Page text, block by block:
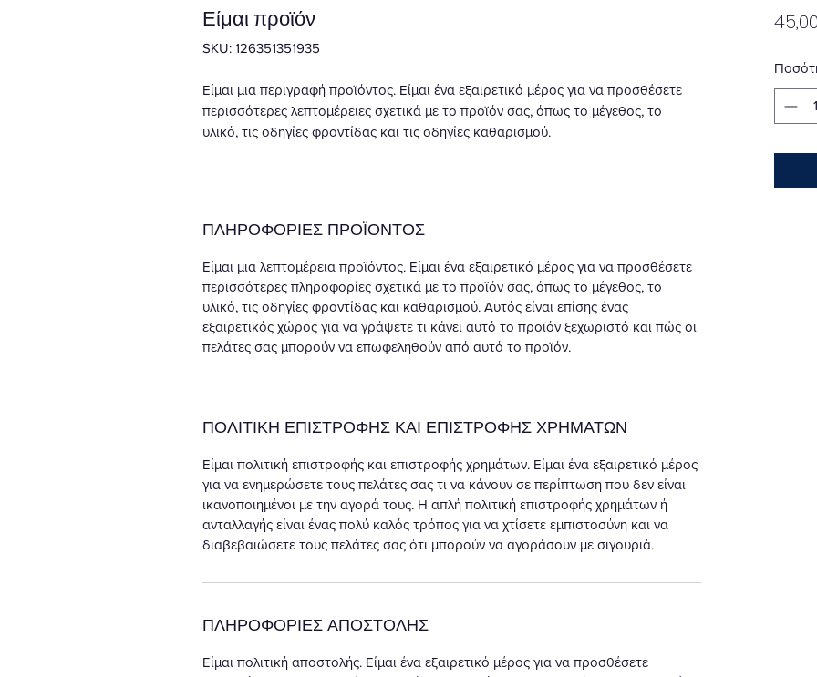
Είμαι προϊόν
SKU: 126351351935
Είμαι μια περιγραφή προϊόντος. Είμαι ένα εξαιρετικό μέρος για να προσθέσετε
περισσότερες λεπτομέρειες σχετικά με το προϊόν σας, όπως το μέγεθος, το
υλικό, τις οδηγίες φροντίδας και τις οδηγίες καθαρισμού.
ΠΛΗΡΟΦΟΡΙΕΣ ΠΡΟΪΟΝΤΟΣ
Είμαι μια λεπτομέρεια προϊόντος. Είμαι ένα εξαιρετικό μέρος για να προσθέσετε
περισσότερες πληροφορίες σχετικά με το προϊόν σας, όπως το μέγεθος, το
υλικό, τις οδηγίες φροντίδας και καθαρισμού. Αυτός είναι επίσης ένας
εξαιρετικός χώρος για να γράψετε τι κάνει αυτό το προϊόν ξεχωριστό και πώς οι
πελάτες σας μπορούν να επωφεληθούν από αυτό το προϊόν.
ΠΟΛΙΤΙΚΗ ΕΠΙΣΤΡΟΦΗΣ ΚΑΙ ΕΠΙΣΤΡΟΦΗΣ ΧΡΗΜΑΤΩΝ
Είμαι πολιτική επιστροφής και επιστροφής χρημάτων. Είμαι ένα εξαιρετικό μέρος
για να ενημερώσετε τους πελάτες σας τι να κάνουν σε περίπτωση που δεν είναι
ικανοποιημένοι με την αγορά τους. Η απλή πολιτική επιστροφής χρημάτων ή
ανταλλαγής είναι ένας πολύ καλός τρόπος για να χτίσετε εμπιστοσύνη και να
διαβεβαιώσετε τους πελάτες σας ότι μπορούν να αγοράσουν με σιγουριά.
ΠΛΗΡΟΦΟΡΙΕΣ ΑΠΟΣΤΟΛΗΣ
Είμαι πολιτική αποστολής. Είμαι ένα εξαιρετικό μέρος για να προσθέσετε